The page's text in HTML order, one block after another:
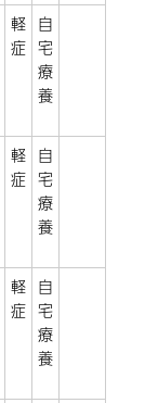
軽
症
自
宅
療
養
軽
症
自
宅
療
養
軽
症
自
宅
療
養